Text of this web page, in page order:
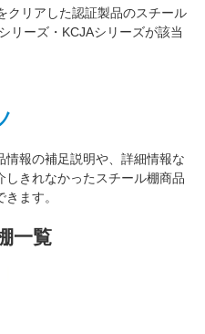
クリアした認証製品のスチール
リーズ・KCJAシリーズが該当
情報の補足説明や、詳細情報な
しきれなかったスチール棚商品
ます。
一覧